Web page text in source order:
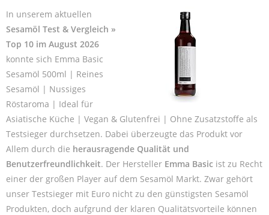
In unserem aktuellen
Sesamöl Test & Vergleich »
Top 10 im August 2026
konnte sich Emma Basic
Sesamöl 500ml | Reines
Sesamöl | Nussiges
Röstaroma | Ideal für
Asiatische Küche | Vegan & Glutenfrei | Ohne Zusatzstoffe als
Testsieger durchsetzen. Dabei überzeugte das Produkt vor
Allem durch die herausragende Qualität und
Benutzerfreundlichkeit. Der Hersteller Emma Basic ist zu Recht
einer der großen Player auf dem Sesamöl Markt. Zwar gehört
unser Testsieger mit Euro nicht zu den günstigsten Sesamöl
Produkten, doch aufgrund der klaren Qualitätsvorteile können